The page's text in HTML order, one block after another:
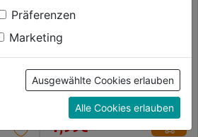
THUNDERWEB DIN 338,
1,0x34 mm, HSS-G, 2er
0.0 (0)
von
1,99€
die Daten von Drittanbieter,
in den USA, verarbeitet.
Cookies erlauben" stimmst du
Cookies zu. Unter "Details
alle Infos zu den
unter "Cookies
du auswählen, welche Cookies
und welche nicht.
Präferenzen
Marketing
Ausgewählte Cookies erlauben
Alle Cookies erlauben